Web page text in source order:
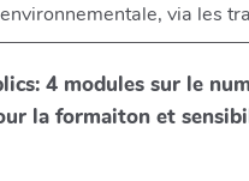
via les
4 modules sur le
la formaiton et